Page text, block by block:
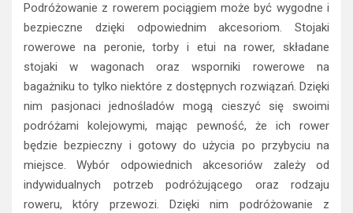
Podróżowanie z rowerem pociągiem może być wygodne i
bezpieczne dzięki odpowiednim akcesoriom. Stojaki
rowerowe na peronie, torby i etui na rower, składane
stojaki w wagonach oraz wsporniki rowerowe na
bagażniku to tylko niektóre z dostępnych rozwiązań. Dzięki
nim pasjonaci jednośladów mogą cieszyć się swoimi
podróżami kolejowymi, mając pewność, że ich rower
będzie bezpieczny i gotowy do użycia po przybyciu na
miejsce. Wybór odpowiednich akcesoriów zależy od
indywidualnych potrzeb podróżującego oraz rodzaju
roweru, który przewozi. Dzięki nim podróżowanie z